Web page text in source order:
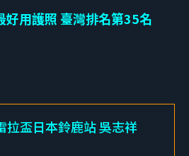
好用護照 臺灣排名第35名
拉盃日本鈴鹿站 吳志祥